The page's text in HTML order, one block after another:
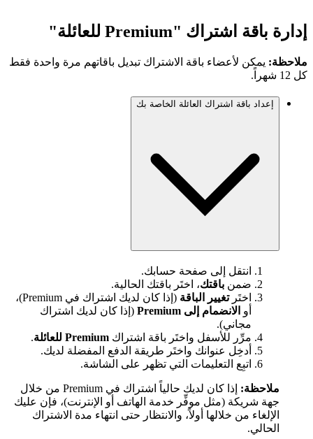
إدارة باقة اشتراك "Premium للعائلة"
ملاحظة: يمكن لأعضاء باقة الاشتراك تبديل باقاتهم مرة واحدة فقط
كل 12 شهراً.
إعداد باقة اشتراك العائلة الخاصة بك
انتقل إلى صفحة حسابك.
ضمن باقتك، اختَر باقتك الحالية.
اختَرتغيير الباقة
(إذا كان لديك اشتراك في Premium)،
أو الانضمام إلى Premium
(إذا كان لديك اشتراك
مجاني).
مرِّر للأسفل واختَر باقة اشتراك Premium للعائلة
.
أدخِل عنوانك واختَر طريقة الدفع المفضلة لديك.
اتبِع التعليمات التي تظهر على الشاشة.
ملاحظة:
إذا كان لديك حالياً اشتراك في Premium من خلال
جهة شريكة (مثل موفِّر خدمة الهاتف أو الإنترنت)، فإن عليك
الإلغاء من خلالها أولاً، والانتظار حتى انتهاء مدة الاشتراك
الحالي.